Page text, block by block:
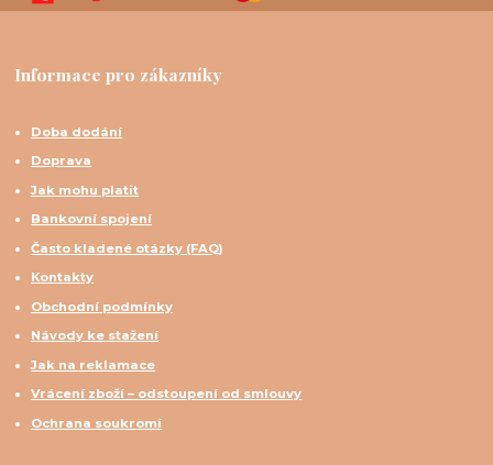
Informace pro zákazníky
Doba dodání
Doprava
Jak mohu platit
Bankovní spojení
Často kladené otázky (FAQ)
Kontakty
Obchodní podmínky
Návody ke stažení
Jak na reklamace
Vrácení zboží – odstoupení od smlouvy
Ochrana soukromí